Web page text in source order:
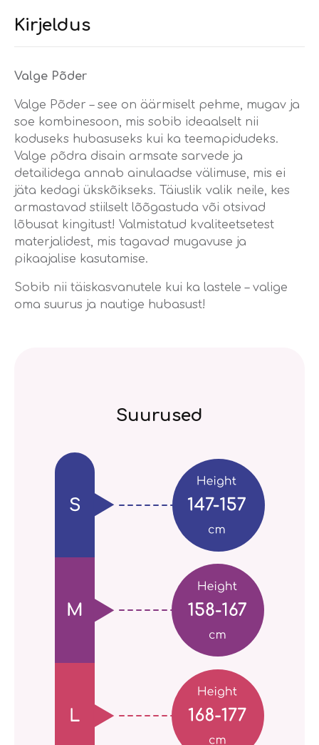
Kirjeldus
Valge Põder
Valge Põder – see on äärmiselt pehme, mugav ja
soe kombinesoon, mis sobib ideaalselt nii
koduseks hubasuseks kui ka teemapidudeks.
Valge põdra disain armsate sarvede ja
detailidega annab ainulaadse välimuse, mis ei
jäta kedagi ükskõikseks. Täiuslik valik neile, kes
armastavad stiilselt lõõgastuda või otsivad
lõbusat kingitust! Valmistatud kvaliteetsetest
materjalidest, mis tagavad mugavuse ja
pikaajalise kasutamise.
Sobib nii täiskasvanutele kui ka lastele – valige
oma suurus ja nautige hubasust!
Suurused